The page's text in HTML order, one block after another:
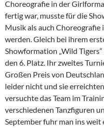
Choreografie in der
fertig war, musste für die
Musik als auch
werden. Gleich bei ihrem
Showformation „Wild
den 6. Platz. Ihr zweites
Großen Preis von
leider nicht und sie
versuchte das Team im
verschiedenen Tanzfiguren
September fuhr man ins